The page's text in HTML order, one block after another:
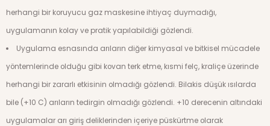
herhangi bir koruyucu gaz maskesine ihtiyaç duymadığı,
uygulamanın kolay ve pratik yapılabildiği gözlendi.
Uygulama esnasında arıların diğer kimyasal ve bitkisel mücadele
yöntemlerinde olduğu gibi kovan terk etme, kısmi felç, kraliçe üzerinde
herhangi bir zararlı etkisinin olmadığı gözlendi. Bilakis düşük ısılarda
bile (+10 C) arıların tedirgin olmadığı gözlendi. +10 derecenin altındaki
uygulamalar arı giriş deliklerinden içeriye püskürtme olarak